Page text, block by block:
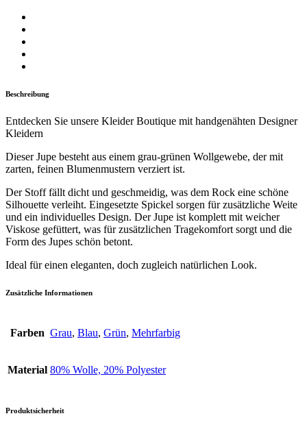
Beschreibung
Entdecken Sie unsere Kleider Boutique mit handgenähten Designer
Kleidern
Dieser Jupe besteht aus einem grau-grünen Wollgewebe, der mit
zarten, feinen Blumenmustern verziert ist.
Der Stoff fällt dicht und geschmeidig, was dem Rock eine schöne
Silhouette verleiht. Eingesetzte Spickel sorgen für zusätzliche Weite
und ein individuelles Design. Der Jupe ist komplett mit weicher
Viskose gefüttert, was für zusätzlichen Tragekomfort sorgt und die
Form des Jupes schön betont.
Ideal für einen eleganten, doch zugleich natürlichen Look.
Zusätzliche Informationen
Farben Grau, Blau, Grün, Mehrfarbig
Material 80% Wolle, 20% Polyester
Produktsicherheit